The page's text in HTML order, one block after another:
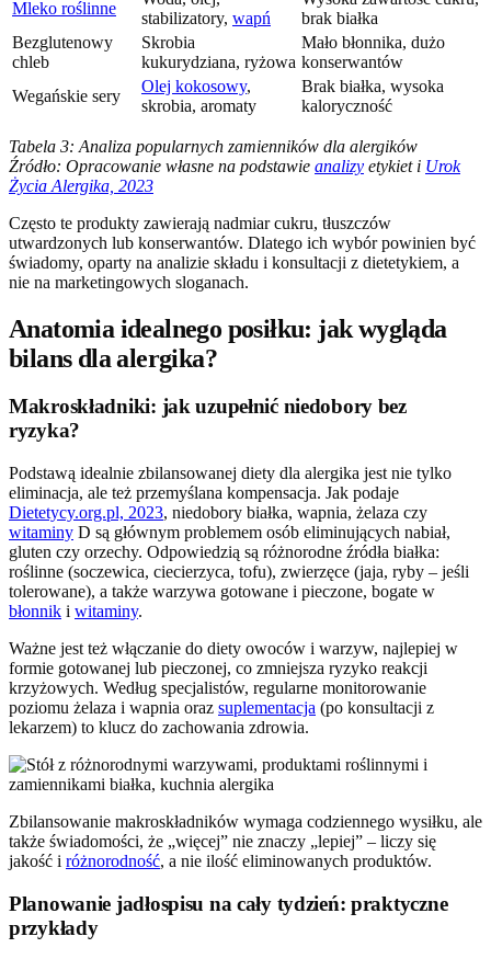
Mleko roślinne
stabilizatory, wapń
brak białka
Bezglutenowy
chleb
Skrobia
kukurydziana, ryżowa
Mało błonnika, dużo
konserwantów
Wegańskie sery
Olej kokosowy,
skrobia, aromaty
Brak białka, wysoka
kaloryczność
Tabela 3: Analiza popularnych zamienników dla alergików
Źródło: Opracowanie własne na podstawie analizy etykiet i Urok
Życia Alergika, 2023
Często te produkty zawierają nadmiar cukru, tłuszczów
utwardzonych lub konserwantów. Dlatego ich wybór powinien być
świadomy, oparty na analizie składu i konsultacji z dietetykiem, a
nie na marketingowych sloganach.
Anatomia idealnego posiłku: jak wygląda
bilans dla alergika?
Makroskładniki: jak uzupełnić niedobory bez
ryzyka?
Podstawą idealnie zbilansowanej diety dla alergika jest nie tylko
eliminacja, ale też przemyślana kompensacja. Jak podaje
Dietetycy.org.pl, 2023, niedobory białka, wapnia, żelaza czy
witaminy D są głównym problemem osób eliminujących nabiał,
gluten czy orzechy. Odpowiedzią są różnorodne źródła białka:
roślinne (soczewica, ciecierzyca, tofu), zwierzęce (jaja, ryby – jeśli
tolerowane), a także warzywa gotowane i pieczone, bogate w
błonnik i witaminy.
Ważne jest też włączanie do diety owoców i warzyw, najlepiej w
formie gotowanej lub pieczonej, co zmniejsza ryzyko reakcji
krzyżowych. Według specjalistów, regularne monitorowanie
poziomu żelaza i wapnia oraz suplementacja (po konsultacji z
lekarzem) to klucz do zachowania zdrowia.
Zbilansowanie makroskładników wymaga codziennego wysiłku, ale
także świadomości, że „więcej” nie znaczy „lepiej” – liczy się
jakość i różnorodność, a nie ilość eliminowanych produktów.
Planowanie jadłospisu na cały tydzień: praktyczne
przykłady